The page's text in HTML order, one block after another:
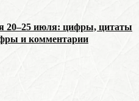
20–25 июля: цифры, цитаты
и комментарии